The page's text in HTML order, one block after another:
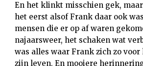
En het klinkt misschien gek,
het eerst alsof Frank daar ook
mensen die er op af waren
najaarsweer, het schaken wat
was alles waar Frank zich zo
zijn leven. En mooiere